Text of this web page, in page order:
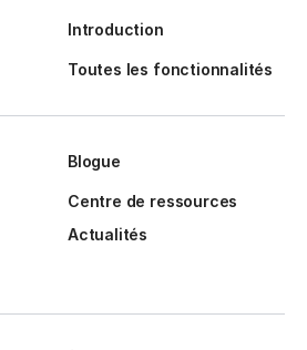
Introduction
Toutes les fonctionnalités
Blogue
Centre de ressources
Actualités